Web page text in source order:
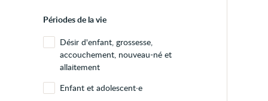
Périodes de la vie
Désir d'enfant, grossesse,
accouchement, nouveau-né et
allaitement
Enfant et adolescent∙e